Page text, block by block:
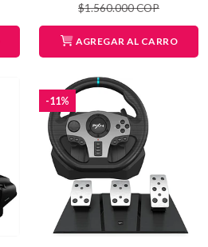
$1.560.000 COP
AGREGAR AL CARRO
-11%